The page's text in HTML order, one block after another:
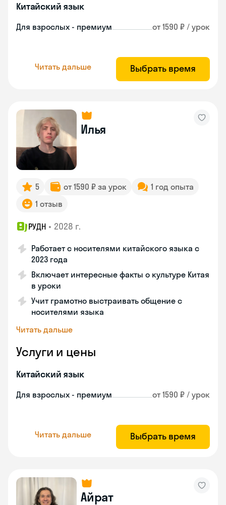
Китайский язык
Для взрослых - премиум от 1590 ₽ / урок
Читать дальше Выбрать время
Илья
5 от 1590 ₽ за урок
1 год опыта
1 отзыв
РУДН • 2028 г.
Работает с носителями китайского языка с
2023 года
Включает интересные факты о культуре Китая
в уроки
Учит грамотно выстраивать общение с
носителями языка
Читать дальше
Услуги и цены
Китайский язык
Для взрослых - премиум от 1590 ₽ / урок
Читать дальше Выбрать время
Айрат